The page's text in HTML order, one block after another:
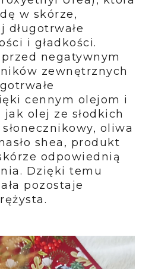
w skórze,
długotrwałe
i gładkości.
negatywnym
zewnętrznych
cennym olejom i
jak olej ze słodkich
oliwa
shea, produkt
odpowiednią
Dzięki temu
pozostaje